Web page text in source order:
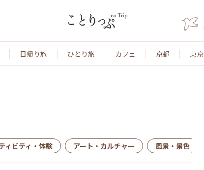
日帰り旅 ひとり旅 カフェ 京都 東京
ィビティ・体験 アート・カルチャー 風景・景色